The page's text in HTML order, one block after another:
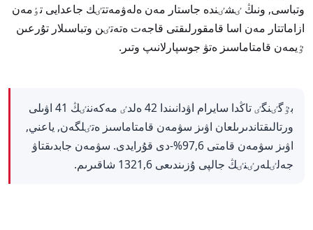
وتباسى, ونىڭ ٸشٸندە جاستار مەن ەلەۋمەتتٸك جاعدايى تٶمەن
ازاماتتار مەن اسا قامقورلىقتى قاجەت ەتەتٸن وتباسىلار تۇرعىن
ٷيمەن قامتاماسىز ەتۋ جوسپارلانىپ وتىر.
بٷگٸنگٸ تاڭدا سايرام اۋدانىندا 42 ەلدٸ مەكەننٸڭ 41 اۋىلى
ورتالىقتاندىرىلعان اۋىز سۋمەن قامتاماسىز ەتٸلگەن, ياعني,
اۋىز سۋمەن قامتى 97,6%-دى قۇرايدى. سۋمەن جابدىقتاۋ
جەلٸلەرٸنٸڭ جالپى ۇزىندىعى 1321,6 شاقىرىم.